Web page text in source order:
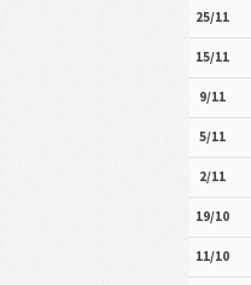
25/11
15/11
9/11
5/11
2/11
19/10
11/10